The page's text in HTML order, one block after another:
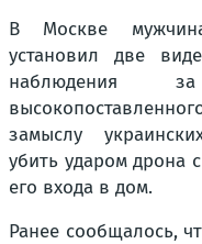
В Москве
установил две
наблюдения
замыслу
убить ударом дрона
его входа в дом.
Ранее сообщалось,